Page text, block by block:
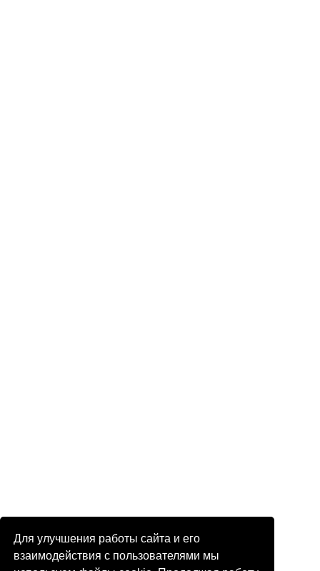
Для улучшения работы сайта и его
взаимодействия с пользователями мы